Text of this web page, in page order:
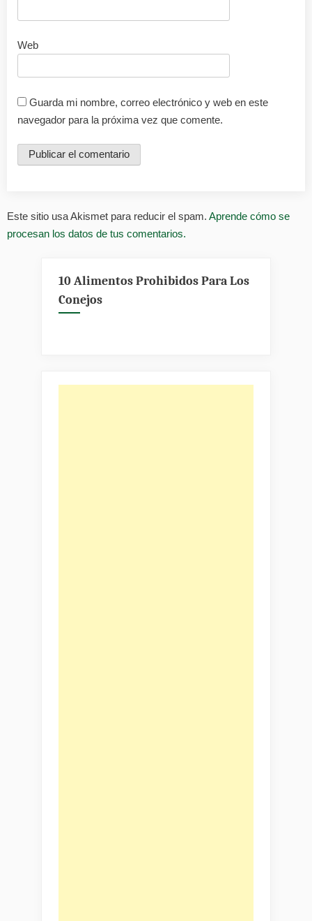
Web
Guarda mi nombre, correo electrónico y web en este
navegador para la próxima vez que comente.
Este sitio usa Akismet para reducir el spam. Aprende cómo se
procesan los datos de tus comentarios.
10 Alimentos Prohibidos Para Los
Conejos